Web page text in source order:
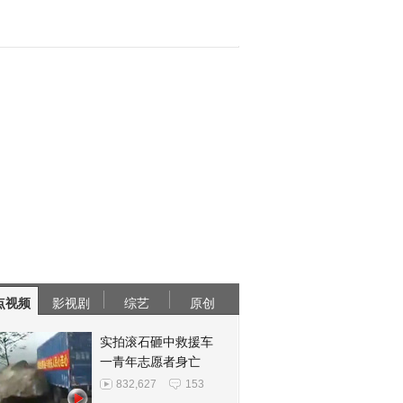
视频 影视剧 综艺 原创
实拍滚石砸中救援车
一青年志愿者身亡
832,627 153